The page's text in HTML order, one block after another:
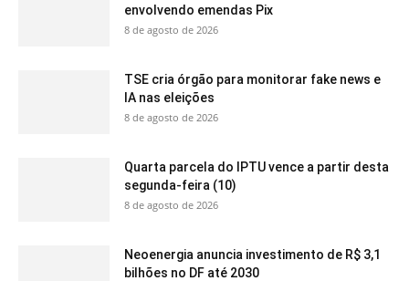
envolvendo emendas Pix
8 de agosto de 2026
TSE cria órgão para monitorar fake news e
IA nas eleições
8 de agosto de 2026
Quarta parcela do IPTU vence a partir desta
segunda-feira (10)
8 de agosto de 2026
Neoenergia anuncia investimento de R$ 3,1
bilhões no DF até 2030